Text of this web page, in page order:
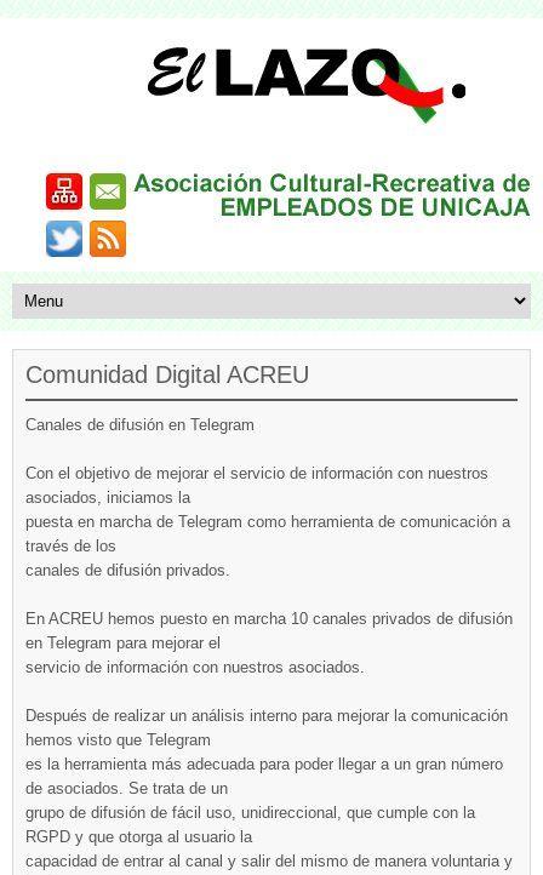
Comunidad Digital ACREU
Canales de difusión en Telegram
Con el objetivo de mejorar el servicio de información con nuestros
asociados, iniciamos la
puesta en marcha de Telegram como herramienta de comunicación a
través de los
canales de difusión privados.
En ACREU hemos puesto en marcha 10 canales privados de difusión
en Telegram para mejorar el
servicio de información con nuestros asociados.
Después de realizar un análisis interno para mejorar la comunicación
hemos visto que Telegram
es la herramienta más adecuada para poder llegar a un gran número
de asociados. Se trata de un
grupo de difusión de fácil uso, unidireccional, que cumple con la
RGPD y que otorga al usuario la
capacidad de entrar al canal y salir del mismo de manera voluntaria y